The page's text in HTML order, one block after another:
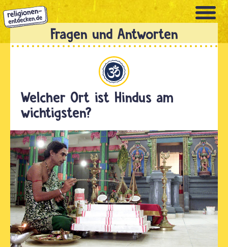
Direkt
zum
Inhalt
Welcher Ort ist Hindus am
wichtigsten?